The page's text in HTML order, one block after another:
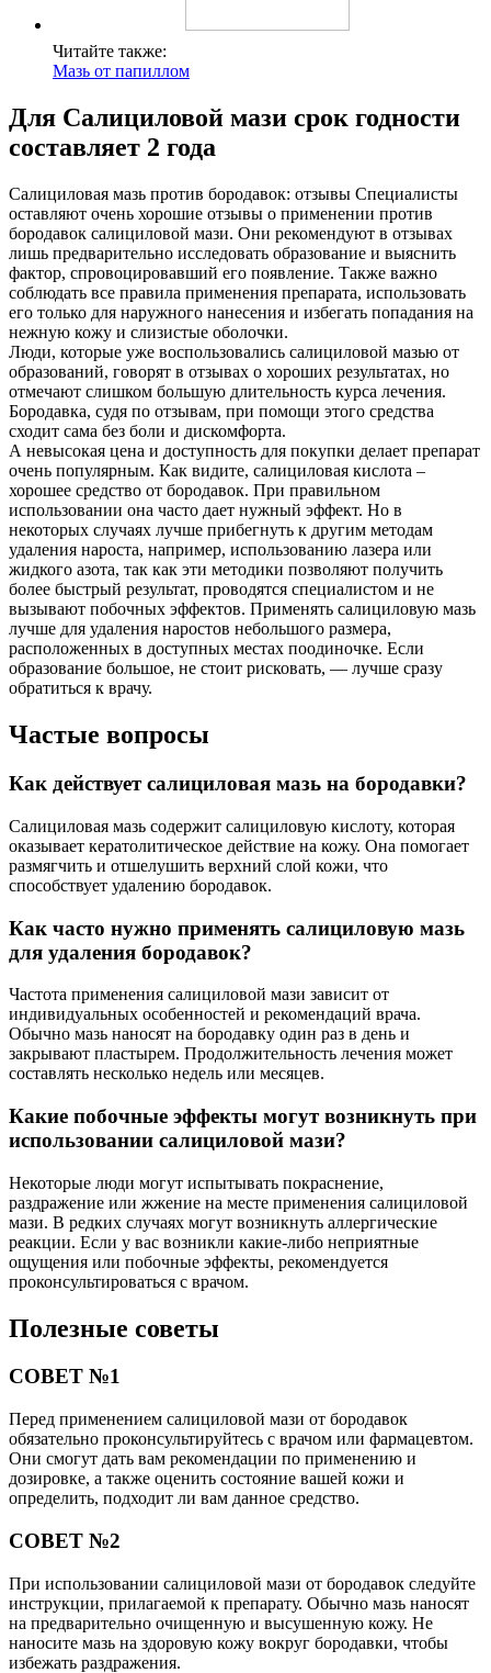
Читайте также:
Мазь от папиллом
Для Салициловой мази срок годности
составляет 2 года
Салициловая мазь против бородавок: отзывы Специалисты
оставляют очень хорошие отзывы о применении против
бородавок салициловой мази. Они рекомендуют в отзывах
лишь предварительно исследовать образование и выяснить
фактор, спровоцировавший его появление. Также важно
соблюдать все правила применения препарата, использовать
его только для наружного нанесения и избегать попадания на
нежную кожу и слизистые оболочки.
Люди, которые уже воспользовались салициловой мазью от
образований, говорят в отзывах о хороших результатах, но
отмечают слишком большую длительность курса лечения.
Бородавка, судя по отзывам, при помощи этого средства
сходит сама без боли и дискомфорта.
А невысокая цена и доступность для покупки делает препарат
очень популярным. Как видите, салициловая кислота –
хорошее средство от бородавок. При правильном
использовании она часто дает нужный эффект. Но в
некоторых случаях лучше прибегнуть к другим методам
удаления нароста, например, использованию лазера или
жидкого азота, так как эти методики позволяют получить
более быстрый результат, проводятся специалистом и не
вызывают побочных эффектов. Применять салициловую мазь
лучше для удаления наростов небольшого размера,
расположенных в доступных местах поодиночке. Если
образование большое, не стоит рисковать, — лучше сразу
обратиться к врачу.
Частые вопросы
Как действует салициловая мазь на бородавки?
Салициловая мазь содержит салициловую кислоту, которая
оказывает кератолитическое действие на кожу. Она помогает
размягчить и отшелушить верхний слой кожи, что
способствует удалению бородавок.
Как часто нужно применять салициловую мазь
для удаления бородавок?
Частота применения салициловой мази зависит от
индивидуальных особенностей и рекомендаций врача.
Обычно мазь наносят на бородавку один раз в день и
закрывают пластырем. Продолжительность лечения может
составлять несколько недель или месяцев.
Какие побочные эффекты могут возникнуть при
использовании салициловой мази?
Некоторые люди могут испытывать покраснение,
раздражение или жжение на месте применения салициловой
мази. В редких случаях могут возникнуть аллергические
реакции. Если у вас возникли какие-либо неприятные
ощущения или побочные эффекты, рекомендуется
проконсультироваться с врачом.
Полезные советы
СОВЕТ №1
Перед применением салициловой мази от бородавок
обязательно проконсультируйтесь с врачом или фармацевтом.
Они смогут дать вам рекомендации по применению и
дозировке, а также оценить состояние вашей кожи и
определить, подходит ли вам данное средство.
СОВЕТ №2
При использовании салициловой мази от бородавок следуйте
инструкции, прилагаемой к препарату. Обычно мазь наносят
на предварительно очищенную и высушенную кожу. Не
наносите мазь на здоровую кожу вокруг бородавки, чтобы
избежать раздражения.